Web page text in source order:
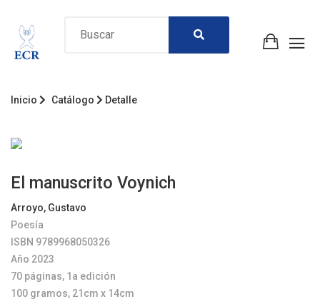
Inicio Catálogo Detalle
El manuscrito Voynich
Arroyo, Gustavo
Poesía
ISBN 9789968050326
Año 2023
70 páginas, 1a edición
100 gramos, 21cm x 14cm